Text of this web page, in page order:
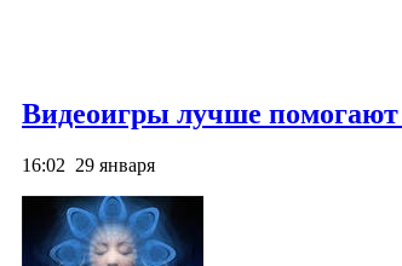
Видеоигры лучше
16:02 29 января